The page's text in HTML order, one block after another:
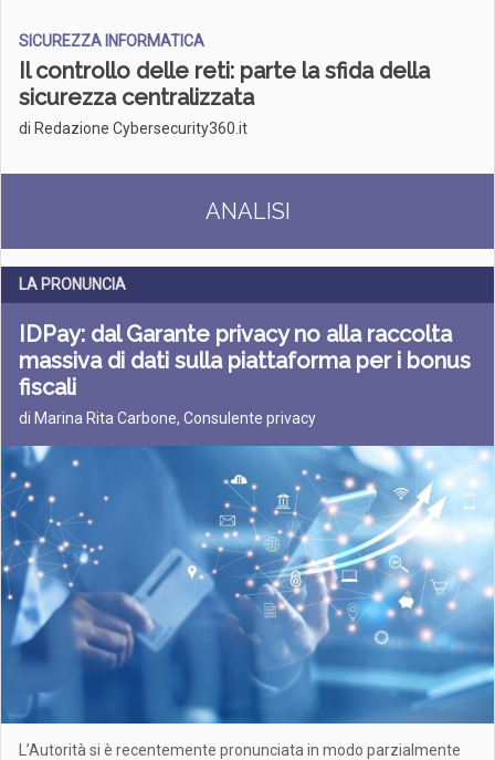
SICUREZZA INFORMATICA
Il controllo delle reti: parte la sfida della
sicurezza centralizzata
di Redazione Cybersecurity360.it
ANALISI
LA PRONUNCIA
IDPay: dal Garante privacy no alla raccolta
massiva di dati sulla piattaforma per i bonus
fiscali
di Marina Rita Carbone, Consulente privacy
L’Autorità si è recentemente pronunciata in modo parzialmente